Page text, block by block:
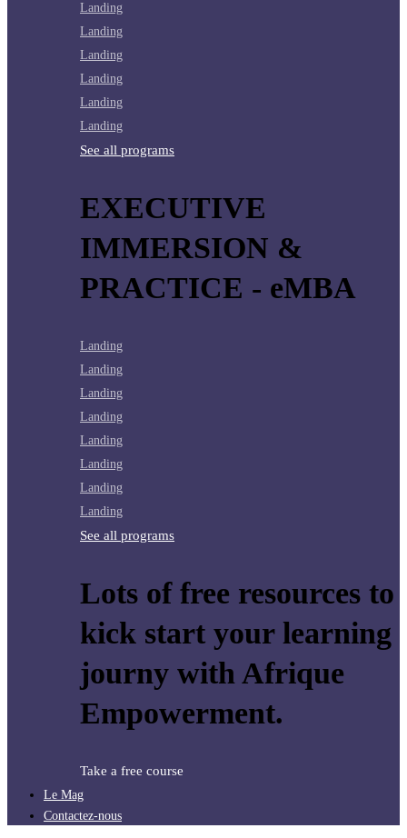
Landing
Landing
Landing
Landing
Landing
Landing
See all programs
EXECUTIVE
IMMERSION &
PRACTICE - eMBA
Landing
Landing
Landing
Landing
Landing
Landing
Landing
Landing
See all programs
Lots of free resources to
kick start your learning
journy with Afrique
Empowerment.
Take a free course
Le Mag
Contactez-nous